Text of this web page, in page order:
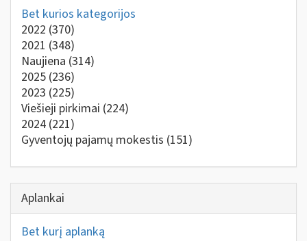
Bet kurios kategorijos
2022 (370)
2021 (348)
Naujiena (314)
2025 (236)
2023 (225)
Viešieji pirkimai (224)
2024 (221)
Gyventojų pajamų mokestis (151)
Aplankai
Bet kurį aplanką